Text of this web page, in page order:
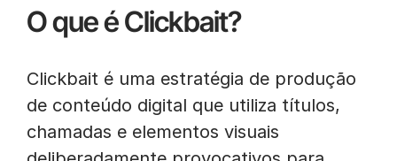
O que é Clickbait?
Clickbait é uma estratégia de produção
de conteúdo digital que utiliza títulos,
chamadas e elementos visuais